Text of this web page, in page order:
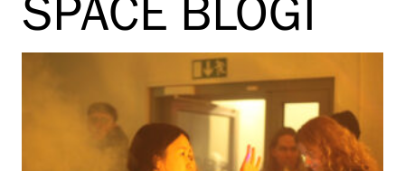
SPACE BLOGI